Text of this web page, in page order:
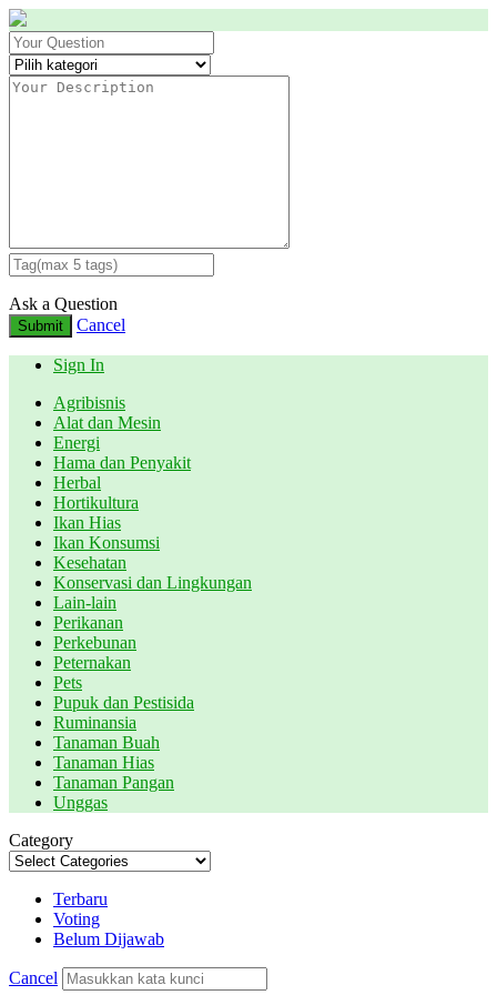
Ask a Question
Submit Cancel
Sign In
Agribisnis
Alat dan Mesin
Energi
Hama dan Penyakit
Herbal
Hortikultura
Ikan Hias
Ikan Konsumsi
Kesehatan
Konservasi dan Lingkungan
Lain-lain
Perikanan
Perkebunan
Peternakan
Pets
Pupuk dan Pestisida
Ruminansia
Tanaman Buah
Tanaman Hias
Tanaman Pangan
Unggas
Category
Terbaru
Voting
Belum Dijawab
Cancel